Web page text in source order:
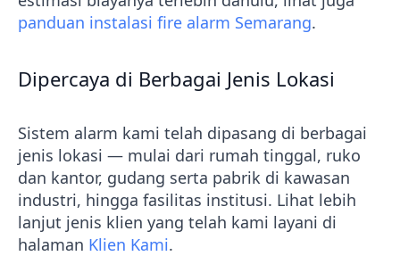
panduan instalasi fire alarm Semarang.
Dipercaya di Berbagai Jenis Lokasi
Sistem alarm kami telah dipasang di berbagai
jenis lokasi — mulai dari rumah tinggal, ruko
dan kantor, gudang serta pabrik di kawasan
industri, hingga fasilitas institusi. Lihat lebih
lanjut jenis klien yang telah kami layani di
halaman Klien Kami.